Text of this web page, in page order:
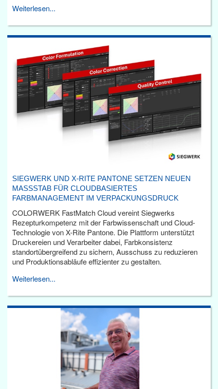
Weiterlesen...
SIEGWERK UND X-RITE PANTONE SETZEN NEUEN
MASSSTAB FÜR CLOUDBASIERTES F
ARBMANAGEMENT IM VERPACKUNGSDRUCK
COLORWERK FastMatch Cloud vereint Siegwerks
Rezepturkompetenz mit der Farbwissenschaft und Cloud-
Technologie von X-Rite Pantone. Die Plattform unterstützt
Druckereien und Verarbeiter dabei, Farbkonsistenz
standortübergreifend zu sichern, Ausschuss zu reduzieren
und Produktionsabläufe effizienter zu gestalten.
Weiterlesen...